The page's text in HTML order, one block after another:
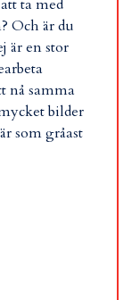
ta med
Och är du
är en stor
nå samma
bilder
som gråast